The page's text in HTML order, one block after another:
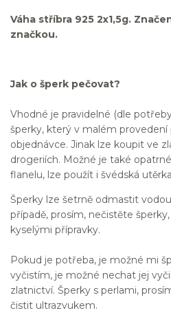
Váha stříbra 925 2x1,5g.
značkou.
Jak o šperk pečovat?
Vhodné je pravidelné (dle
šperky, který v malém provedení
objednávce. Jinak lze koupit ve
drogeriích. Možné je také
flanelu, lze použít i švédská
Šperky lze šetrně odmastit
případě, prosím, nečistěte
kyselými přípravky.
Pokud je potřeba, je možné mi
vyčistím, je možné nechat jej
zlatnictví. Šperky s perlami,
čistit ultrazvukem.